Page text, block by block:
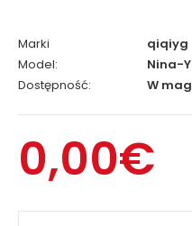
Marki
qiqiyg
Model:
Nina-
Dostępność:
W
0,00€